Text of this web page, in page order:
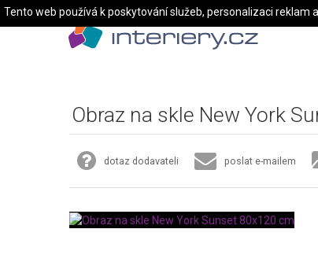
Obraz na skle New York
dotaz dodavateli poslat e-mailem
Tento web používá k poskytování služeb, personalizaci